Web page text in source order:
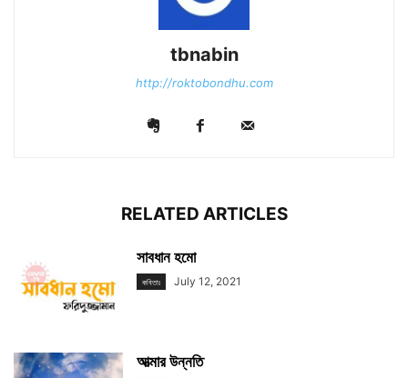
tbnabin
http://roktobondhu.com
RELATED ARTICLES
সাবধান হমো
কবিতাঃ July 12, 2021
আত্মার উন্নতি